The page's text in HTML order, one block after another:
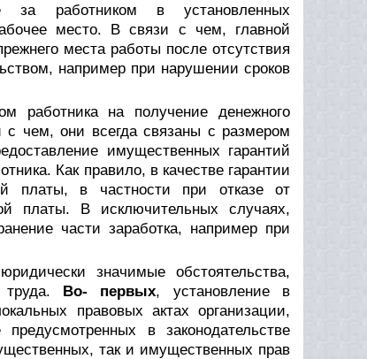
за работником в установленных
место. В связи с чем, главной
места работы после отсутствия
например при нарушении сроков
работника на получение денежного
с чем, они всегда связаны с размером
имущественных гарантий
Как правило, в качестве гарантии
платы, в частности при отказе от
платы. В исключительных случаях,
части заработка, например при
значимые обстоятельства,
труда. Во- первых, установление в
правовых актах организации,
в законодательстве
так и имущественных прав